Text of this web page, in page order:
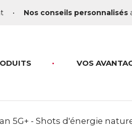
• Nos conseils personnalisés
VOS
5G+ - Shots d'énergie